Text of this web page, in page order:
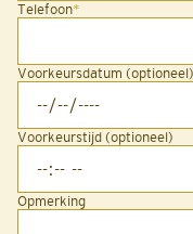
Telefoon*
Voorkeursdatum (optioneel)
Voorkeurstijd (optioneel)
Opmerking